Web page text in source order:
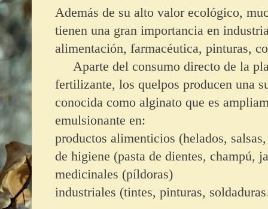
Además de su alto valor ecológico,
tienen una gran importancia en
alimentación, farmacéutica, pinturas,
Aparte del consumo directo de la
fertilizante, los quelpos producen una
conocida como alginato que es
emulsionante en:
productos alimenticios (helados,
de higiene (pasta de dientes, champú,
medicinales (píldoras)
industriales (tintes, pinturas,